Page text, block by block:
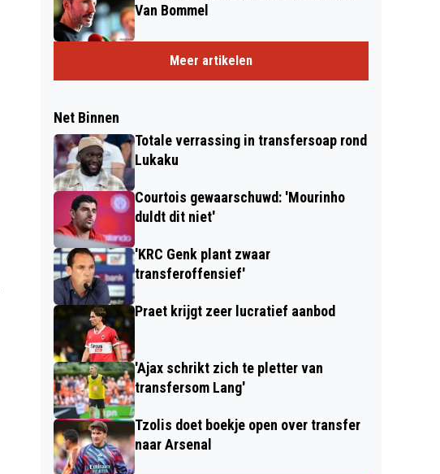
Van Bommel
Meer artikelen
Net Binnen
Totale verrassing in transfersoap rond
Lukaku
Courtois gewaarschuwd: 'Mourinho
duldt dit niet'
'KRC Genk plant zwaar
transferoffensief'
Praet krijgt zeer lucratief aanbod
'Ajax schrikt zich te pletter van
transfersom Lang'
Tzolis doet boekje open over transfer
naar Arsenal